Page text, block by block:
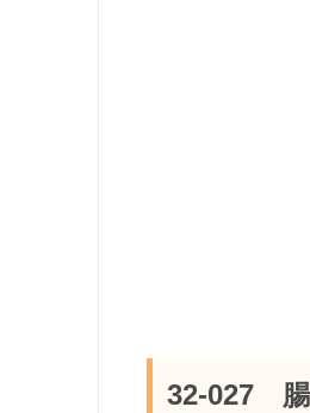
32-027 腸